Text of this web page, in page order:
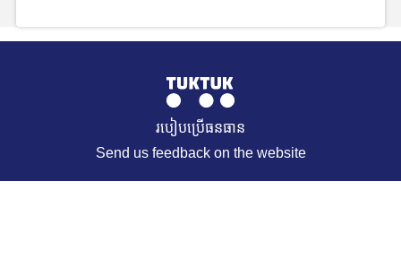
របៀបប្រើធនធាន
Send us feedback on the website